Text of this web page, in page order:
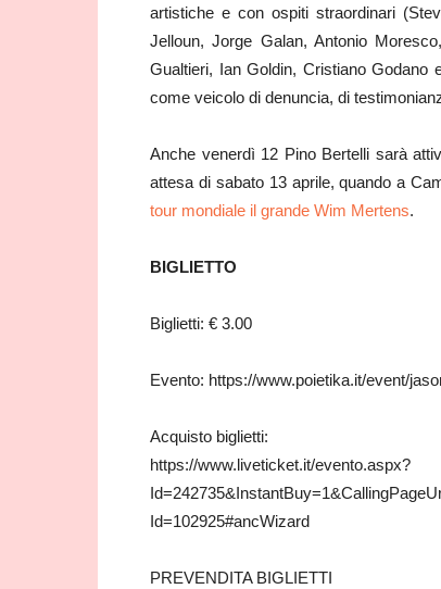
artistiche e con ospiti straordinari
Jelloun, Jorge Galan, Antonio
Gualtieri, Ian Goldin, Cristiano Godano
come veicolo di denuncia, di
Anche venerdì 12 Pino Bertelli sarà
attesa di sabato 13 aprile, quando a
tour mondiale il grande Wim Mertens.
BIGLIETTO
Biglietti: € 3.00
Evento: https://www.poietika.it/event/
Acquisto biglietti:
https://www.liveticket.it/evento.aspx?
Id=102925#ancWizard
PREVENDITA BIGLIETTI